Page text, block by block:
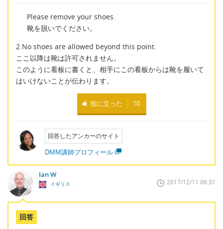
Please remove your shoes.
靴を脱いでください。
2.No shoes are allowed beyond this point.
ここ以降は靴は許可されません。
このように看板に書くと、相手にこの看板からは靴を履いて
はいけないことが伝わります。
役に立った 10
回答したアンカーのサイト
DMM講師プロフィール
Ian W
イギリス 2017/12/11 06:31
回答